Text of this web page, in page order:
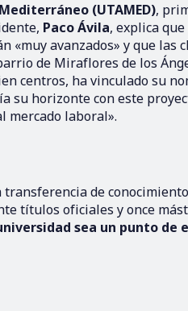
(UTAMED),
Paco Ávila, explica
«muy avanzados» y que las
de Miraflores de los
centros, ha vinculado su
su horizonte con este
mercado laboral».
de
títulos oficiales y once
sea un punto de